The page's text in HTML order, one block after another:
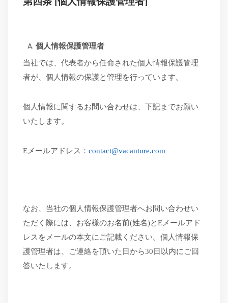
個人情報保護管理者
当社では、代表者から任命された個人情報保護管理
者が、個人情報の保護と管理を行っています。
個人情報に関するお問い合わせは、下記までお願い
いたします。
Eメールアドレス ： contact@vacanture.com
なお、当社の個人情報保護管理者へお問い合わせい
ただく際には、お客様のお名前(姓名)とEメールアド
レスをメールの本文にご記載ください。個人情報保
護管理者は、ご連絡を頂いた日から30日以内にご回
答いたします。